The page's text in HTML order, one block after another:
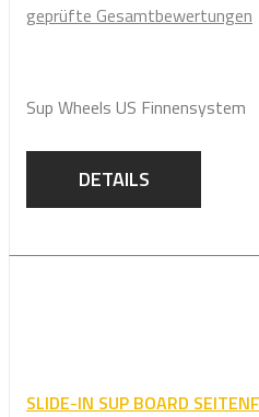
5.00von 5
geprüfte Gesamtbewertungen
Sup Wheels US Finnensystem
DETAILS
SLIDE-IN SUP BOARD